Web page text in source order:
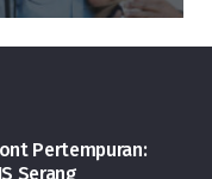
Pertempuran:
Serang